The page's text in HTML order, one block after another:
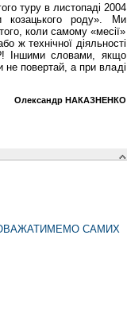
туру в листопаді 2004
козацького роду». Ми
коли самому «месії»
ж технічної діяльності
Іншими словами, якщо
не повертай, а при владі
Олександр НАКАЗНЕНКО
САМИХ